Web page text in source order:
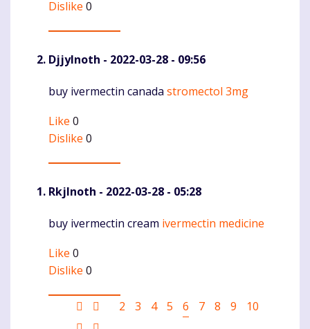
Dislike 0
DjjyInoth - 2022-03-28 - 09:56
Komentaras
buy ivermectin canada stromectol 3mg
Like 0
Dislike 0
RkjInoth - 2022-03-28 - 05:28
Komentaras
buy ivermectin cream ivermectin medicine
Like 0
Dislike 0
Pagination
First Ankstesnis
Puslapis
2 Puslapis
3 Puslapis
4 Puslapis
5
Current
6 Puslapis
7 Puslapis
8 Puslapis
9 Puslapis
10